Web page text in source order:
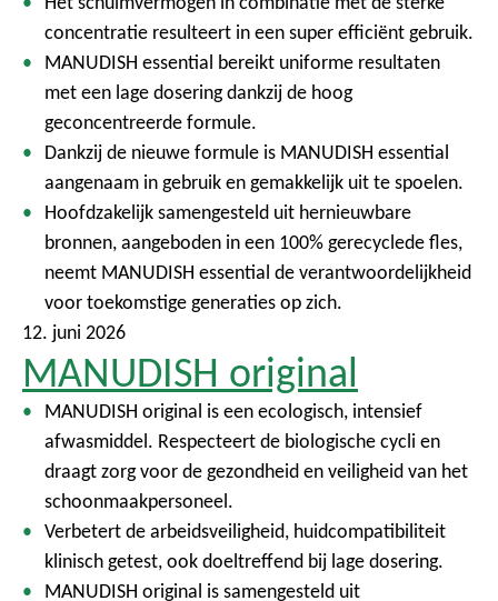
concentratie resulteert in een super efficiënt gebruik.
MANUDISH essential bereikt uniforme resultaten
met een lage dosering dankzij de hoog
geconcentreerde formule.
Dankzij de nieuwe formule is MANUDISH essential
aangenaam in gebruik en gemakkelijk uit te spoelen.
Hoofdzakelijk samengesteld uit hernieuwbare
bronnen, aangeboden in een 100% gerecyclede fles,
neemt MANUDISH essential de verantwoordelijkheid
voor toekomstige generaties op zich.
12. juni 2026
MANUDISH original
MANUDISH original is een ecologisch, intensief
afwasmiddel. Respecteert de biologische cycli en
draagt zorg voor de gezondheid en veiligheid van het
schoonmaakpersoneel.
Verbetert de arbeidsveiligheid, huidcompatibiliteit
klinisch getest, ook doeltreffend bij lage dosering.
MANUDISH original is samengesteld uit